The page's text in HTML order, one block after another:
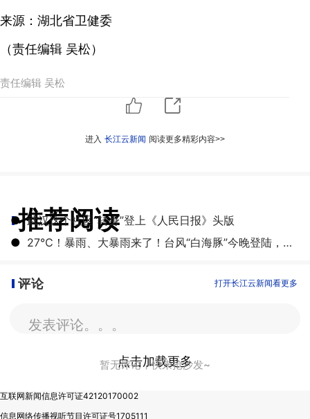
来源：湖北省卫健委
（责任编辑 吴松）
责任编辑 吴松
进入 长江云新闻 阅读更多精彩内容>>
推荐阅读
● 武汉这个社区“转身”登上《人民日报》头版
●
27℃！暴雨、大暴雨来了！台风“白海豚”今晚登陆，湖北开启降雨降温模式
评论 打开长江云新闻看更多
发表评论。。。
暂无评论，快来抢沙发~
点击加载更多
互联网新闻信息许可证42120170002
信息网络传播视听节目许可证号1705111